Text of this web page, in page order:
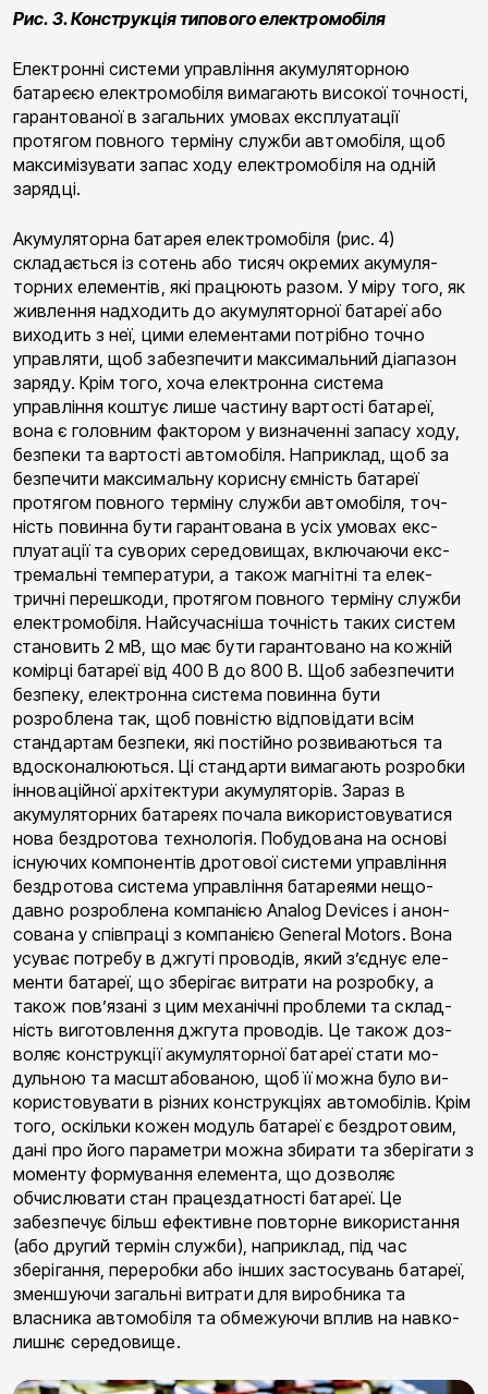
Рис. 3. Конструкція типового електромобіля
Електронні системи управління акумуляторною
батареєю електромобіля вимагають високої точно­сті,
гарантованої в загальних умовах експлуатації
протягом повного терміну служби автомобіля, щоб
максимізувати запас ходу електромобіля на одній
зарядці.
Акумуляторна батарея електромобіля (рис. 4)
складається із сотень або тисяч окремих акумуля­
торних елементів, які працюють разом. У міру того, як
живлення надходить до акумуляторної батареї або
виходить з неї, цими елементами потрібно точ­но
управляти, щоб забезпечити максимальний діа­пазон
заряду. Крім того, хоча електронна система
управління коштує лише частину вартості батареї,
вона є головним фактором у визначенні запасу ходу,
безпеки та вартості автомобіля. Наприклад, щоб за
безпечити максимальну корисну ємність батареї
протягом повного терміну служби автомобіля, точ­
ність повинна бути гарантована в усіх умовах екс­
плуатації та суворих середовищах, включаючи екс­
тремальні температури, а також магнітні та елек­
тричні перешкоди, протягом повного терміну служ­би
електромобіля. Найсучасніша точність таких си­стем
становить 2 мВ, що має бути гарантовано на кожній
комірці батареї від 400 В до 800 В. Щоб за­безпечити
безпеку, електронна система повинна бути
розроблена так, щоб повністю відповідати всім
стандартам безпеки, які постійно розвиваються та
вдосконалюються. Ці стандарти вимагають розроб­ки
інноваційної архітектури акумуляторів. Зараз в
акумуляторних батареях почала використовуватися
нова бездротова технологія. Побудована на основі
існуючих компонентів дротової системи управління
бездротова система управління батареями нещо­
давно розроблена компанією Analog Devices і анон­
сована у співпраці з компанією General Motors. Вона
усуває потребу в джгуті проводів, який з’єднує еле­
менти батареї, що зберігає витрати на розробку, а
також пов’язані з цим механічні проблеми та склад­
ність виготовлення джгута проводів. Це також доз­
воляє конструкції акумуляторної батареї стати мо­
дульною та масштабованою, щоб її можна було ви­
користовувати в різних конструкціях автомобілів. Крім
того, оскільки кожен модуль батареї є бездро­товим,
дані про його параметри можна збирати та зберігати з
моменту формування елемента, що доз­воляє
обчислювати стан працездатності батареї. Це
забезпечує більш ефективне повторне використан­ня
(або другий термін служби), наприклад, під час
зберігання, переробки або інших застосувань бата­реї,
зменшуючи загальні витрати для виробника та
власника автомобіля та обмежуючи вплив на навко­
лишнє середовище.